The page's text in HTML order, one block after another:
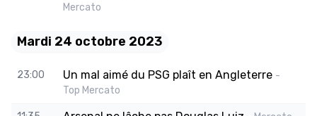
Mercato
Mardi 24 octobre 2023
23:00 Un mal aimé du PSG plaît en Angleterre -
Top Mercato